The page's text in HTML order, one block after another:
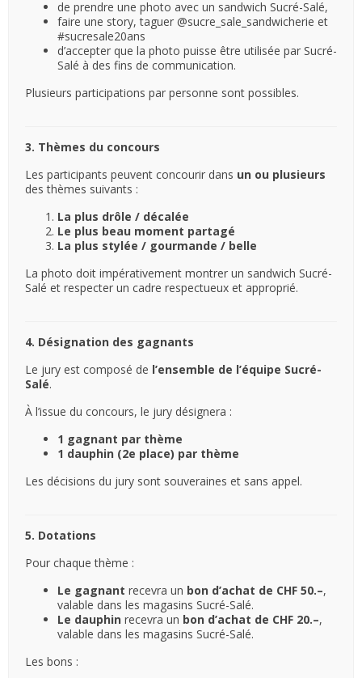
de prendre une photo avec un sandwich Sucré-Salé,
faire une story, taguer @sucre_sale_sandwicherie et
#sucresale20ans
d’accepter que la photo puisse être utilisée par Sucré-
Salé à des fins de communication.
Plusieurs participations par personne sont possibles.
3. Thèmes du concours
Les participants peuvent concourir dans un ou plusieurs
des thèmes suivants :
La plus drôle / décalée
Le plus beau moment partagé
La plus stylée / gourmande / belle
La photo doit impérativement montrer un sandwich Sucré-
Salé et respecter un cadre respectueux et approprié.
4. Désignation des gagnants
Le jury est composé de l’ensemble de l’équipe Sucré-
Salé.
À l’issue du concours, le jury désignera :
1 gagnant par thème
1 dauphin (2e place) par thème
Les décisions du jury sont souveraines et sans appel.
5. Dotations
Pour chaque thème :
Le gagnant recevra un bon d’achat de CHF 50.–,
valable dans les magasins Sucré-Salé.
Le dauphin recevra un bon d’achat de CHF 20.–,
valable dans les magasins Sucré-Salé.
Les bons :